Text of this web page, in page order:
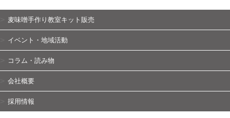
麦味噌手作り教室キット販売
イベント・地域活動
コラム・読み物
会社概要
採用情報